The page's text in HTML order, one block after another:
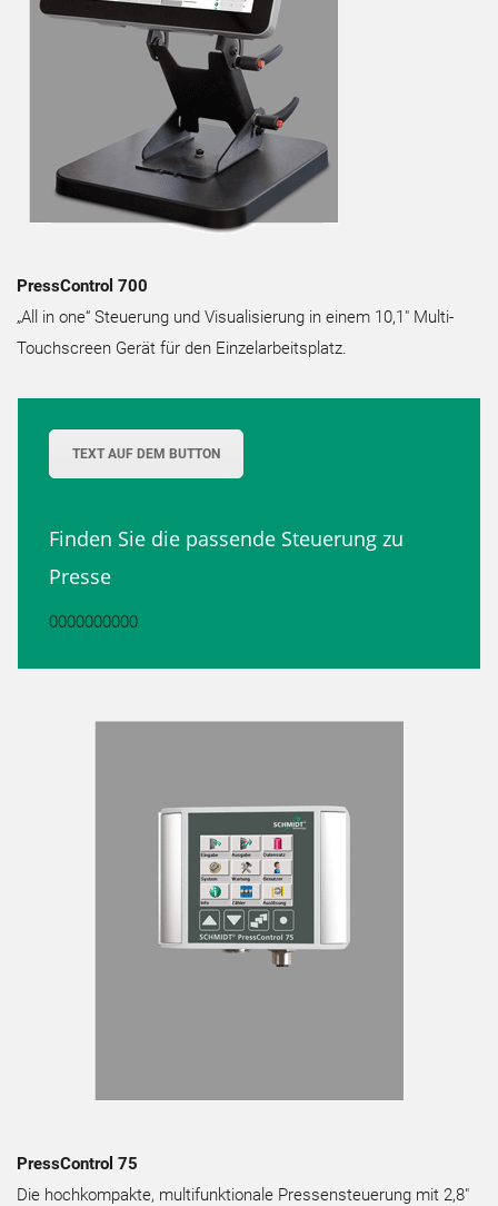
PressControl 700
„All in one“ Steuerung und Visualisierung in einem 10,1″ Multi-
Touchscreen Gerät für den Einzelarbeitsplatz.
TEXT AUF DEM BUTTON
Finden Sie die passende Steuerung zu
Presse
0000000000
PressControl 75
Die hochkompakte, multifunktionale Pressensteuerung mit 2,8″